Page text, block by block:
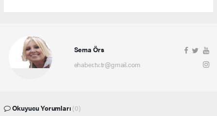
Sema Örs
ehaber.tv.tr@gmail.com
Okuyucu Yorumları (0)